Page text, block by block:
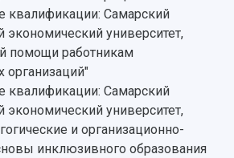
организации
интеллекта
центр
проект "Одержимы
граждан на
языка, истории России и
РФ
услуги
управления научно-
деятельностью
научного обслуживания
документы
исследовательской
Самарский
экономический университет,
помощи работникам
организаций"
Самарский
экономический университет,
и организационно-
инклюзивного образования